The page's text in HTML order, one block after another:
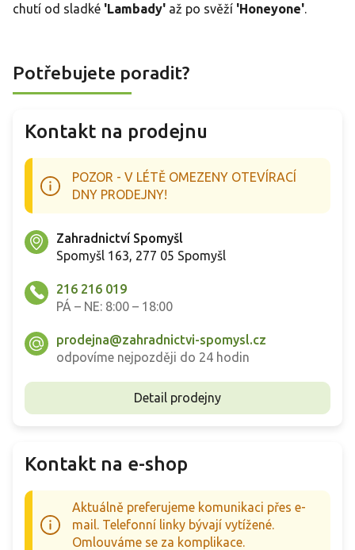
chutí od sladké 'Lambady' až po svěží 'Honeyone'.
Potřebujete poradit?
Kontakt na prodejnu
POZOR - V LÉTĚ OMEZENY OTEVÍRACÍ
DNY PRODEJNY!
Zahradnictví Spomyšl
Spomyšl 163, 277 05 Spomyšl
216 216 019
PÁ – NE: 8:00 – 18:00
prodejna@zahradnictvi-spomysl.cz
odpovíme nejpozději do 24 hodin
Detail prodejny
Kontakt na e-shop
Aktuálně preferujeme komunikaci přes e-
mail. Telefonní linky bývají vytížené.
Omlouváme se za komplikace.